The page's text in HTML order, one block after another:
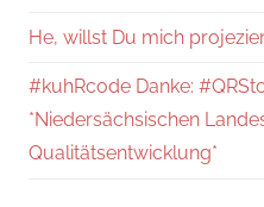
He, willst Du mich
#kuhRcode Danke:
*Niedersächsischen
Qualitätsentwicklung*